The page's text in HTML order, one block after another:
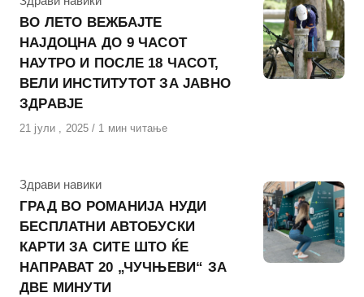
ВО ЛЕТО ВЕЖБАЈТЕ
НАЈДОЦНА ДО 9 ЧАСОТ
НАУТРО И ПОСЛЕ 18 ЧАСОТ,
ВЕЛИ ИНСТИТУТОТ ЗА ЈАВНО
ЗДРАВЈЕ
Објавено
21 јули , 2025 1 мин читање
КАтегорија
Здрави навики
ГРАД ВО РОМАНИЈА НУДИ
БЕСПЛАТНИ АВТОБУСКИ
КАРТИ ЗА СИТЕ ШТО ЌЕ
НАПРАВАТ 20 „ЧУЧЊЕВИ“ ЗА
ДВЕ МИНУТИ